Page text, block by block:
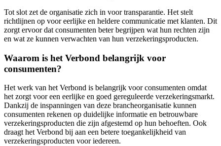
Tot slot zet de organisatie zich in voor transparantie. Het stelt
richtlijnen op voor eerlijke en heldere communicatie met klanten. Dit
zorgt ervoor dat consumenten beter begrijpen wat hun rechten zijn
en wat ze kunnen verwachten van hun verzekeringsproducten.
Waarom is het Verbond belangrijk voor
consumenten?
Het werk van het Verbond is belangrijk voor consumenten omdat
het zorgt voor een eerlijke en goed gereguleerde verzekeringsmarkt.
Dankzij de inspanningen van deze brancheorganisatie kunnen
consumenten rekenen op duidelijke informatie en betrouwbare
verzekeringsproducten die zijn afgestemd op hun behoeften. Ook
draagt het Verbond bij aan een betere toegankelijkheid van
verzekeringsproducten voor iedereen.